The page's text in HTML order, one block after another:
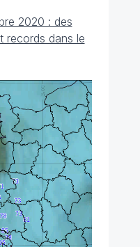
2020 : des
records dans le